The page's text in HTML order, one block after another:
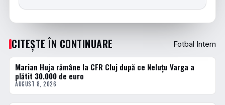
CITEȘTE ÎN CONTINUARE Fotbal Intern
FOTBAL INTERN
Marian Huja rămâne la CFR Cluj după ce Neluțu Varga a
plătit 30.000 de euro
AUGUST 8, 2026